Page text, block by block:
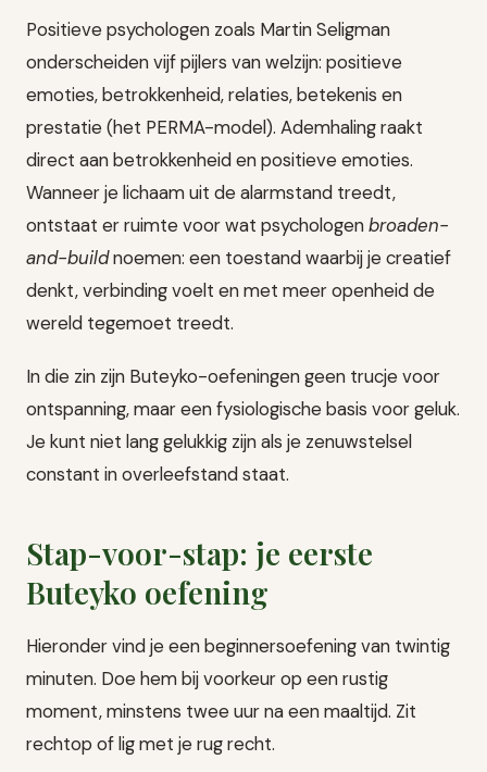
Positieve psychologen zoals Martin Seligman
onderscheiden vijf pijlers van welzijn: positieve
emoties, betrokkenheid, relaties, betekenis en
prestatie (het PERMA-model). Ademhaling raakt
direct aan betrokkenheid en positieve emoties.
Wanneer je lichaam uit de alarmstand treedt,
ontstaat er ruimte voor wat psychologenbroaden-
and-buildnoemen: een toestand waarbij je creatief
denkt, verbinding voelt en met meer openheid de
wereld tegemoet treedt.
In die zin zijn Buteyko-oefeningen geen trucje voor
ontspanning, maar een fysiologische basis voor geluk.
Je kunt niet lang gelukkig zijn als je zenuwstelsel
constant in overleefstand staat.
Stap-voor-stap: je eerste
Buteyko oefening
Hieronder vind je een beginnersoefening van twintig
minuten. Doe hem bij voorkeur op een rustig
moment, minstens twee uur na een maaltijd. Zit
rechtop of lig met je rug recht.